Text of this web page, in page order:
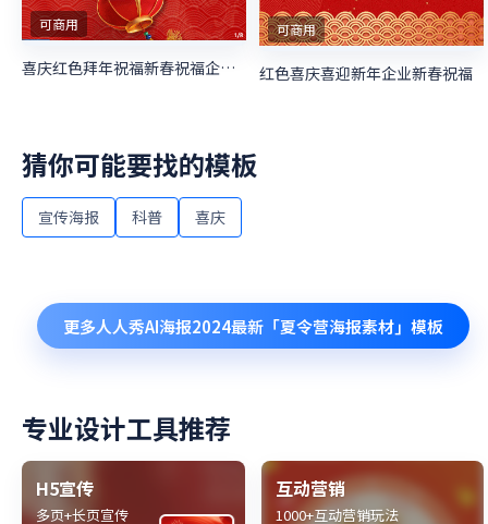
可商用
喜庆红色拜年祝福新春祝福企业祝福
可商用
红色喜庆喜迎新年企业新春祝福
猜你可能要找的模板
宣传海报 科普 喜庆
更多人人秀AI海报2024最新「夏令营海报素材」 模板
专业设计工具推荐
H5宣传
多页+长页宣传
互动营销
1000+互动营销玩法